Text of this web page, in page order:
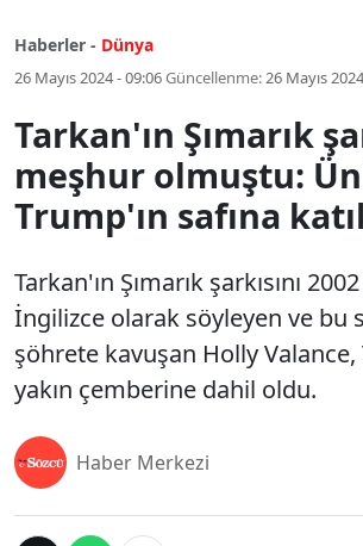
Haberler - Dünya
26 Mayıs 2024 - 09:06Güncellenme:26 Mayıs
Tarkan'ın Şımarık
meşhur olmuştu:
Trump'ın safına
Tarkan'ın Şımarık şarkısını 2002
İngilizce olarak söyleyen ve bu
şöhrete kavuşan Holly Valance,
yakın çemberine dahil oldu.
Haber Merkezi